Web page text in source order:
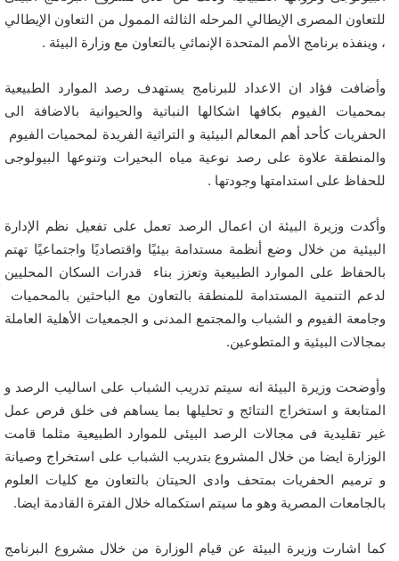
للتعاون المصرى الإيطالي المرحله الثالثه الممول من التعاون الإيطالي
، وينفذه برنامج الأمم المتحدة الإنمائي بالتعاون مع وزارة البيئة .
وأضافت فؤاد ان الاعداد للبرنامج يستهدف رصد الموارد الطبيعية
بمحميات الفيوم بكافها اشكالها النباتية والحيوانية بالاضافة الى
الحفريات كأحد أهم المعالم البيئية و التراثية الفريدة لمحميات الفيوم
والمنطقة علاوة على رصد نوعية مياه البحيرات وتنوعها البيولوجى
للحفاظ على استدامتها وجودتها .
وأكدت وزيرة البيئة ان اعمال الرصد تعمل على تفعيل نظم الإدارة
البيئية من خلال وضع أنظمة مستدامة بيئيًا واقتصاديًا واجتماعيًا تهتم
بالحفاظ على الموارد الطبيعية وتعزز بناء قدرات السكان المحليين
لدعم التنمية المستدامة للمنطقة بالتعاون مع الباحثين بالمحميات
وجامعة الفيوم و الشباب والمجتمع المدنى و الجمعيات الأهلية العاملة
بمجالات البيئية و المتطوعين.
وأوضحت وزيرة البيئة انه سيتم تدريب الشباب على اساليب الرصد و
المتابعة و استخراج النتائج و تحليلها بما يساهم فى خلق فرص عمل
غير تقليدية فى مجالات الرصد البيئى للموارد الطبيعية مثلما قامت
الوزارة ايضا من خلال المشروع بتدريب الشباب على استخراج وصيانة
و ترميم الحفريات بمتحف وادى الحيتان بالتعاون مع كليات العلوم
بالجامعات المصرية وهو ما سيتم استكماله خلال الفترة القادمة ايضا.
كما اشارت وزيرة البيئة عن قيام الوزارة من خلال مشروع البرنامج